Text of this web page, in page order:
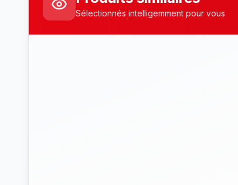
Sélectionnés intelligemment pour vous